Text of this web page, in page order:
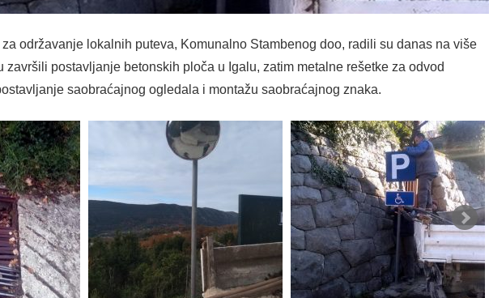
održavanje lokalnih puteva, Komunalno Stambenog doo, radili su danas na više
završili postavljanje betonskih ploča u Igalu, zatim metalne rešetke za odvod
saobraćajnog ogledala i montažu saobraćajnog znaka.